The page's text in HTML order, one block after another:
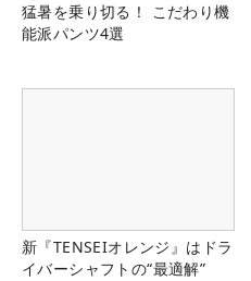
猛暑を乗り切る！ こだわり機
能派パンツ4選
新『TENSEIオレンジ』はドラ
イバーシャフトの“最適解”